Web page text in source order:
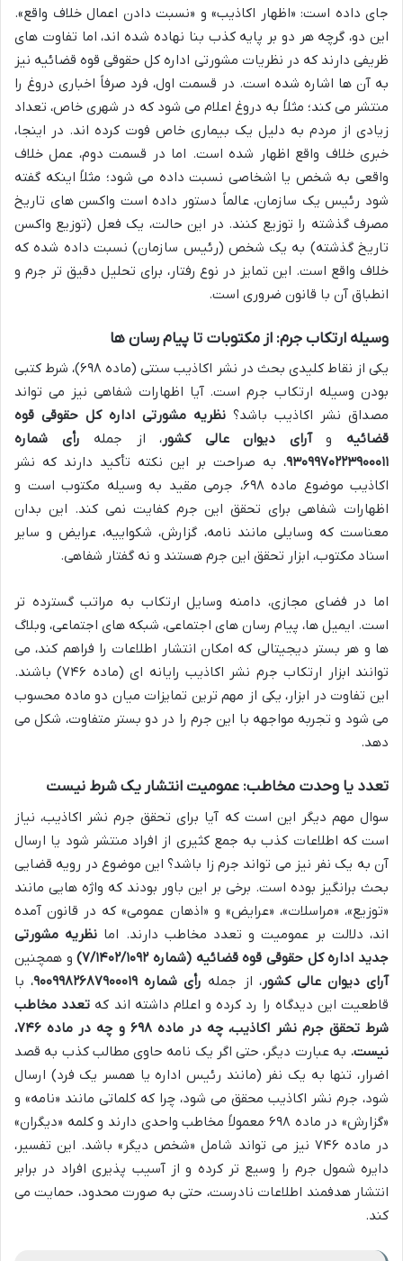
جای داده است: «اظهار اکاذیب» و «نسبت دادن اعمال خلاف واقع».
این دو، گرچه هر دو بر پایه کذب بنا نهاده شده اند، اما تفاوت های
ظریفی دارند که در نظریات مشورتی اداره کل حقوقی قوه قضائیه نیز
به آن ها اشاره شده است. در قسمت اول، فرد صرفاً اخباری دروغ را
منتشر می کند؛ مثلاً به دروغ اعلام می شود که در شهری خاص، تعداد
زیادی از مردم به دلیل یک بیماری خاص فوت کرده اند. در اینجا،
خبری خلاف واقع اظهار شده است. اما در قسمت دوم، عمل خلاف
واقعی به شخص یا اشخاصی نسبت داده می شود؛ مثلاً اینکه گفته
شود رئیس یک سازمان، عالماً دستور داده است واکسن های تاریخ
مصرف گذشته را توزیع کنند. در این حالت، یک فعل (توزیع واکسن
تاریخ گذشته) به یک شخص (رئیس سازمان) نسبت داده شده که
خلاف واقع است. این تمایز در نوع رفتار، برای تحلیل دقیق تر جرم و
انطباق آن با قانون ضروری است.
وسیله ارتکاب جرم: از مکتوبات تا پیام رسان ها
یکی از نقاط کلیدی بحث در نشر اکاذیب سنتی (ماده ۶۹۸)، شرط کتبی
بودن وسیله ارتکاب جرم است. آیا اظهارات شفاهی نیز می تواند
مصداق نشر اکاذیب باشد؟ نظریه مشورتی اداره کل حقوقی قوه
قضائیه وآرای دیوان عالی کشور، از جمله رأی شماره
۹۳۰۹۹۷۰۲۲۳۹۰۰۰۱۱، به صراحت بر این نکته تأکید دارند که نشر
اکاذیب موضوع ماده ۶۹۸، جرمی مقید به وسیله مکتوب است و
اظهارات شفاهی برای تحقق این جرم کفایت نمی کند. این بدان
معناست که وسایلی مانند نامه، گزارش، شکواییه، عرایض و سایر
اسناد مکتوب، ابزار تحقق این جرم هستند و نه گفتار شفاهی.
اما در فضای مجازی، دامنه وسایل ارتکاب به مراتب گسترده تر
است. ایمیل ها، پیام رسان های اجتماعی، شبکه های اجتماعی، وبلاگ
ها و هر بستر دیجیتالی که امکان انتشار اطلاعات را فراهم کند، می
توانند ابزار ارتکاب جرم نشر اکاذیب رایانه ای (ماده ۷۴۶) باشند.
این تفاوت در ابزار، یکی از مهم ترین تمایزات میان دو ماده محسوب
می شود و تجربه مواجهه با این جرم را در دو بستر متفاوت، شکل می
دهد.
تعدد یا وحدت مخاطب: عمومیت انتشار یک شرط نیست
سوال مهم دیگر این است که آیا برای تحقق جرم نشر اکاذیب، نیاز
است که اطلاعات کذب به جمع کثیری از افراد منتشر شود یا ارسال
آن به یک نفر نیز می تواند جرم زا باشد؟ این موضوع در رویه قضایی
بحث برانگیز بوده است. برخی بر این باور بودند که واژه هایی مانند
«توزیع»، «مراسلات»، «عرایض» و «اذهان عمومی» که در قانون آمده
اند، دلالت بر عمومیت و تعدد مخاطب دارند. اما نظریه مشورتی
جدید اداره کل حقوقی قوه قضائیه (شماره ۷/۱۴۰۲/۱۰۹۲)
و همچنین
آرای دیوان عالی کشور، از جمله رأی شماره ۹۰۰۹۹۸۲۶۸۷۹۰۰۰۱۹
، با
قاطعیت این دیدگاه را رد کرده و اعلام داشته اند که تعدد مخاطب
شرط تحقق جرم نشر اکاذیب، چه در ماده ۶۹۸ و چه در ماده ۷۴۶،
نیست. به عبارت دیگر، حتی اگر یک نامه حاوی مطالب کذب به قصد
اضرار، تنها به یک نفر (مانند رئیس اداره یا همسر یک فرد) ارسال
شود، جرم نشر اکاذیب محقق می شود، چرا که کلماتی مانند «نامه» و
«گزارش» در ماده ۶۹۸ معمولاً مخاطب واحدی دارند و کلمه «دیگران»
در ماده ۷۴۶ نیز می تواند شامل «شخص دیگر» باشد. این تفسیر،
دایره شمول جرم را وسیع تر کرده و از آسیب پذیری افراد در برابر
انتشار هدفمند اطلاعات نادرست، حتی به صورت محدود، حمایت می
کند.